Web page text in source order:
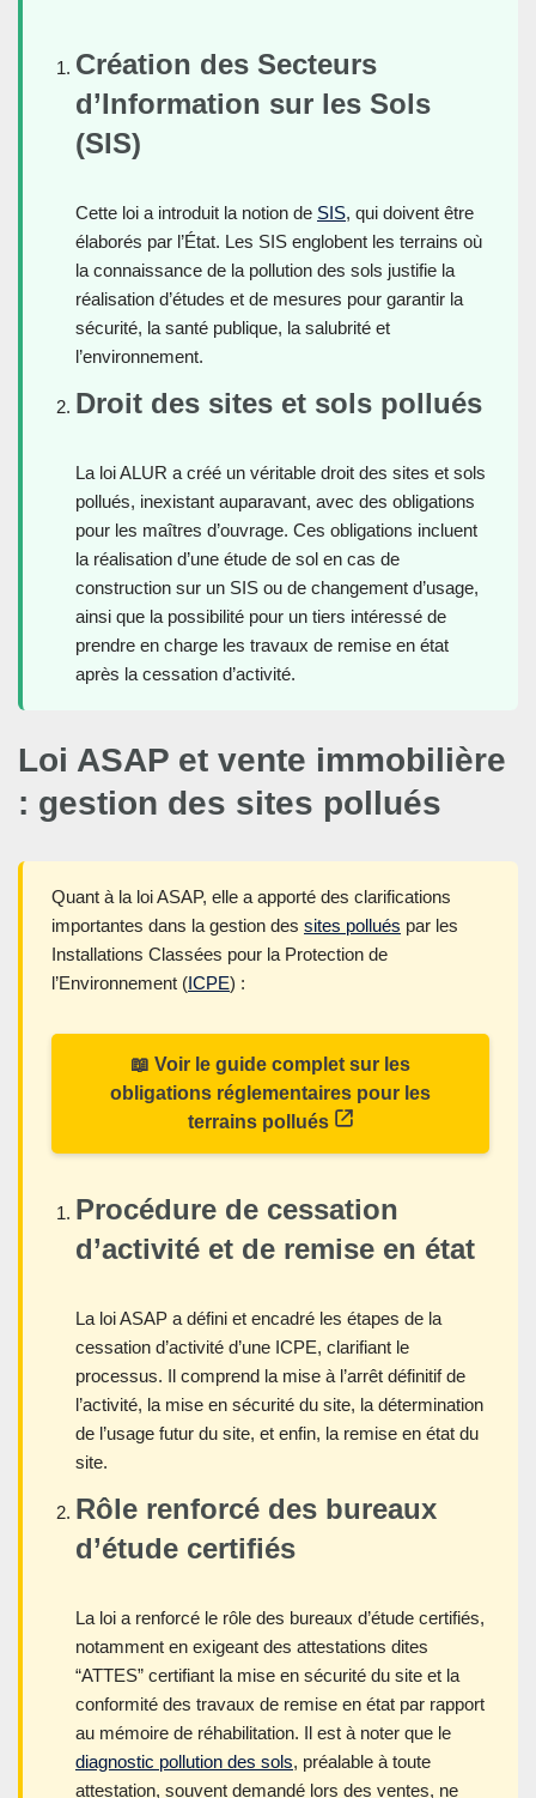
Création des Secteurs
d’Information sur les Sols
(SIS)
Cette loi a introduit la notion de SIS, qui doivent être
élaborés par l’État. Les SIS englobent les terrains où
la connaissance de la pollution des sols justifie la
réalisation d’études et de mesures pour garantir la
sécurité, la santé publique, la salubrité et
l’environnement.
Droit des sites et sols pollués
La loi ALUR a créé un véritable droit des sites et sols
pollués, inexistant auparavant, avec des obligations
pour les maîtres d’ouvrage. Ces obligations incluent
la réalisation d’une étude de sol en cas de
construction sur un SIS ou de changement d’usage,
ainsi que la possibilité pour un tiers intéressé de
prendre en charge les travaux de remise en état
après la cessation d’activité.
Loi ASAP et vente immobilière
: gestion des sites pollués
Quant à la loi ASAP, elle a apporté des clarifications
importantes dans la gestion des sites pollués par les
Installations Classées pour la Protection de
l’Environnement (ICPE) :
📖 Voir le guide complet sur les
obligations réglementaires pour les
terrains pollués
Procédure de cessation
d’activité et de remise en état
La loi ASAP a défini et encadré les étapes de la
cessation d’activité d’une ICPE, clarifiant le
processus. Il comprend la mise à l’arrêt définitif de
l’activité, la mise en sécurité du site, la détermination
de l’usage futur du site, et enfin, la remise en état du
site.
Rôle renforcé des bureaux
d’étude certifiés
La loi a renforcé le rôle des bureaux d’étude certifiés,
notamment en exigeant des attestations dites
“ATTES” certifiant la mise en sécurité du site et la
conformité des travaux de remise en état par rapport
au mémoire de réhabilitation. Il est à noter que le
diagnostic pollution des sols, préalable à toute
attestation, souvent demandé lors des ventes, ne